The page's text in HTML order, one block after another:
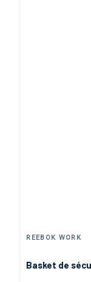
REEBOK WORK
Basket de